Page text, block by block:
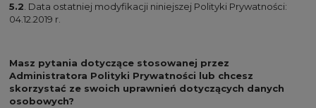
5.2 . Data ostatniej modyfikacji niniejszej Polityki Prywatności:
04.12.2019 r.
Masz pytania dotyczące stosowanej przez
Administratora Polityki Prywatności lub chcesz
skorzystać ze swoich uprawnień dotyczących danych
osobowych?